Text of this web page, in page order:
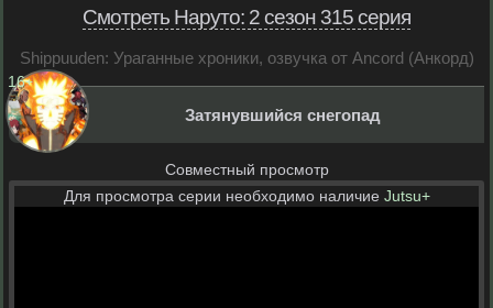
Смотреть Наруто: 2 сезон 315 серия
Shippuuden: Ураганные хроники, озвучка от Ancord (Анкорд)
16+
Затянувшийся снегопад
Совместный просмотр
Для просмотра серии необходимо наличие Jutsu+